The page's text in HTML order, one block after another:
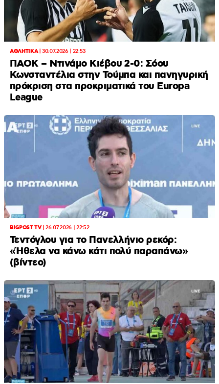
ΑΘΛΗΤΙΚΑ|30.07.2026 | 22:53
ΠΑΟΚ – Ντινάμο Κιέβου 2-0: Σόου
Κωνσταντέλια στην Τούμπα και πανηγυρική
πρόκριση στα προκριματικά του Europa
League
BIGPOST TV|26.07.2026 | 22:52
Τεντόγλου για το Πανελλήνιο ρεκόρ:
«Ήθελα να κάνω κάτι πολύ παραπάνω»
(βίντεο)